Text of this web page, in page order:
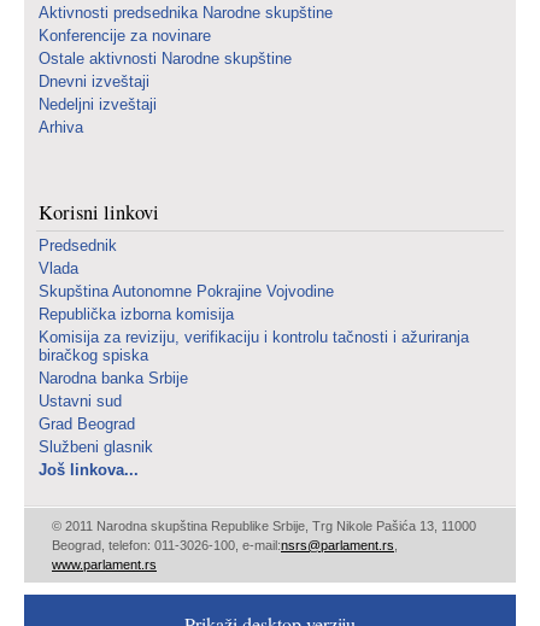
Aktivnosti predsednika Narodne skupštine
Konferencije za novinare
Ostale aktivnosti Narodne skupštine
Dnevni izveštaji
Nedeljni izveštaji
Arhiva
Korisni linkovi
Predsednik
Vlada
Skupština Autonomne Pokrajine Vojvodine
Republička izborna komisija
Komisija za reviziju, verifikaciju i kontrolu tačnosti i ažuriranja
biračkog spiska
Narodna banka Srbije
Ustavni sud
Grad Beograd
Službeni glasnik
Još linkova...
© 2011 Narodna skupština Republike Srbije, Trg Nikole Pašića 13, 11000
Beograd, telefon: 011-3026-100, e-mail:nsrs@parlament.rs
www.parlament.rs